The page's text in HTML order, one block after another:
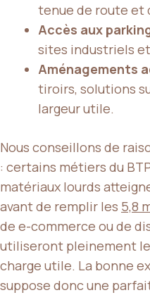
tenue de route et
Accès aux
sites industriels
Aménagements
tiroirs, solutions
largeur utile.
Nous conseillons de
: certains métiers du
matériaux lourds
avant de remplir les 5,8
de e-commerce ou de
utiliseront pleinement
charge utile. La bonne
suppose donc une